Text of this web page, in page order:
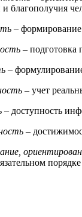
и благополучия
–
– подготовка
–
– учет
– доступность
–